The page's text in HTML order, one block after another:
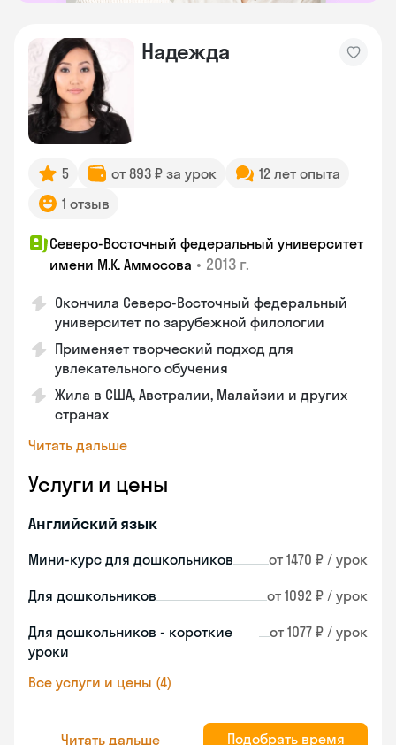
Надежда
5 от 893 ₽ за урок
12 лет опыта
1 отзыв
Северо-Восточный федеральный университет
имени М.К. Аммосова • 2013 г.
Окончила Северо-Восточный федеральный
университет по зарубежной филологии
Применяет творческий подход для
увлекательного обучения
Жила в США, Австралии, Малайзии и других
странах
Читать дальше
Услуги и цены
Английский язык
Мини-курс для дошкольников от 1470 ₽ / урок
Для дошкольников от 1092 ₽ / урок
Для дошкольников - короткие
уроки
от 1077 ₽ / урок
Все услуги и цены (4)
Читать дальше Подобрать время